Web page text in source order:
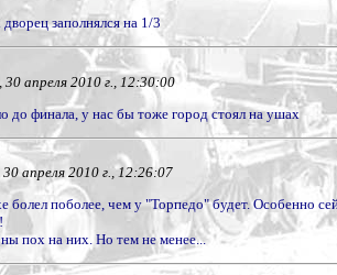
заполнялся на 1/3
апреля 2010 г., 12:30:00
до финала, у нас бы тоже город стоял на ушах
апреля 2010 г., 12:26:07
болел поболее, чем у "Торпедо" будет. Особенно
пох на них. Но тем не менее...